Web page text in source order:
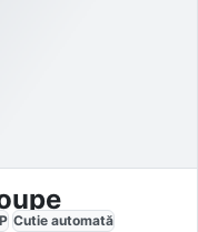
Cutie automată